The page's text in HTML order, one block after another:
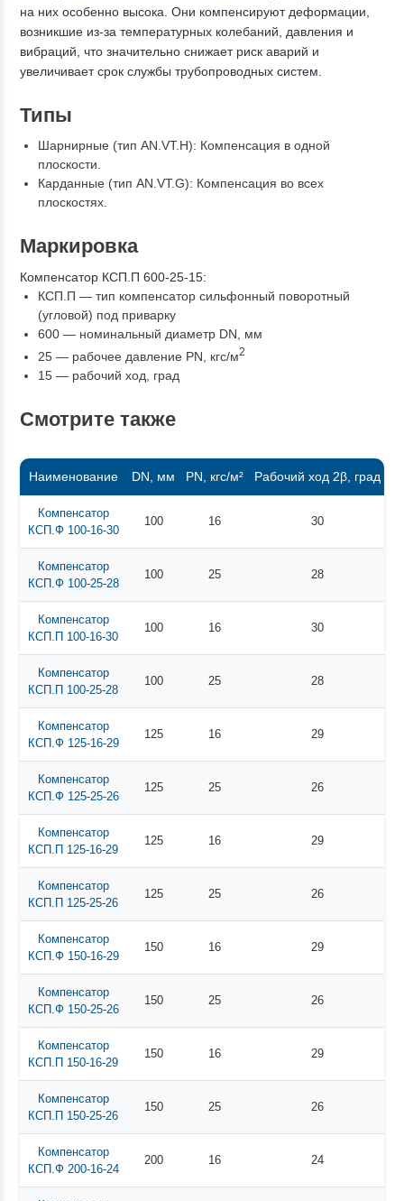
на них особенно высока. Они компенсируют деформации,
возникшие из-за температурных колебаний, давления и
вибраций, что значительно снижает риск аварий и
увеличивает срок службы трубопроводных систем.
Типы
Шарнирные (тип AN.VT.H): Компенсация в одной
плоскости.
Карданные (тип AN.VT.G): Компенсация во всех
плоскостях.
Маркировка
Компенсатор КСП.П 600-25-15:
КСП.П — тип компенсатор сильфонный поворотный
(угловой) под приварку
600 — номинальный диаметр DN, мм
25 — рабочее давление PN, кгc/м2
15 — рабочий ход, град
Смотрите также
Наименование DN, мм PN, кгс/м² Рабочий ход 2β, град
Компенсатор
КСП.Ф 100-16-30
100 16 30
Компенсатор
КСП.Ф 100-25-28
100 25 28
Компенсатор
КСП.П 100-16-30
100 16 30
Компенсатор
КСП.П 100-25-28
100 25 28
Компенсатор
КСП.Ф 125-16-29
125 16 29
Компенсатор
КСП.Ф 125-25-26
125 25 26
Компенсатор
КСП.П 125-16-29
125 16 29
Компенсатор
КСП.П 125-25-26
125 25 26
Компенсатор
КСП.Ф 150-16-29
150 16 29
Компенсатор
КСП.Ф 150-25-26
150 25 26
Компенсатор
КСП.П 150-16-29
150 16 29
Компенсатор
КСП.П 150-25-26
150 25 26
Компенсатор
КСП.Ф 200-16-24
200 16 24